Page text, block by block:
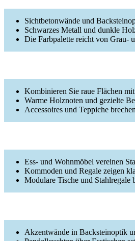
Sichtbetonwände und
Schwarzes Metall und dunkle
Die Farbpalette reicht von Grau-
Kombinieren Sie raue Flächen
Warme Holznoten und gezielte
Accessoires und Teppiche
Ess- und Wohnmöbel vereinen
Kommoden und Regale zeigen
Modulare Tische und
Akzentwände in Backsteinoptik